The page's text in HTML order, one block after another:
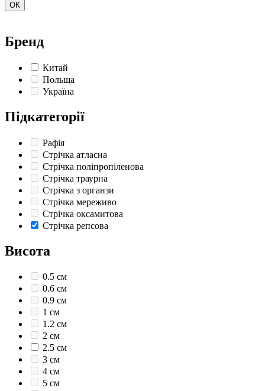
ОК
Бренд
Китай
Польща
Україна
Підкатегорії
Рафія
Стрічка атласна
Стрічка поліпропіленова
Стрічка траурна
Стрічка з органзи
Стрічка мереживо
Стрічка оксамитова
Стрічка репсова
Висота
0.5 см
0.6 см
0.9 см
1 см
1.2 см
2 см
2.5 см
3 см
4 см
5 см